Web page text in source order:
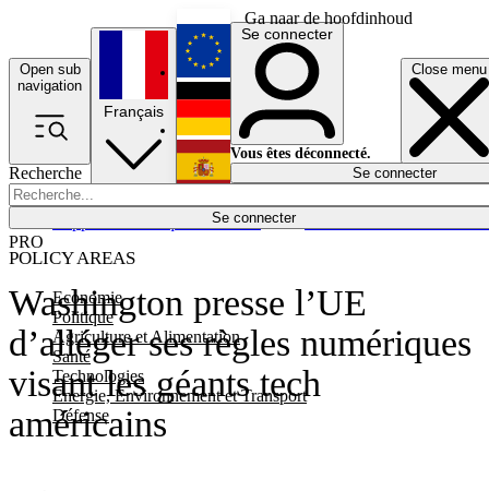
Ga naar de hoofdinhoud
Open sub
navigation
Close menu
Recherche
Se connecter
POLICY AREAS
Economie
Politique
Agriculture et Alimentation
Santé
Technologies
Energie, Environnement et Transport
Défense
Économie
Français
English
Deutsch
Español
Se connecter
Vous êtes déconnecté.
Se connecter
Washington presse l’UE
d’alléger ses règles numériques
visant les géants tech
américains
PRO